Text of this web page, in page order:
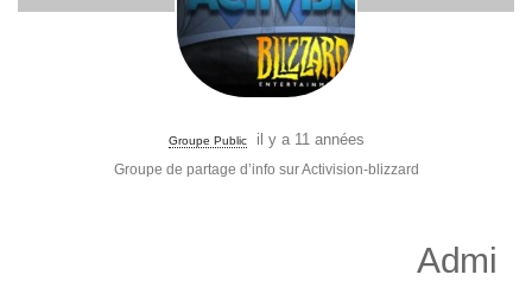
Groupe Public il y a 11 années
Groupe de partage d’info sur Activision-blizzard
Admi